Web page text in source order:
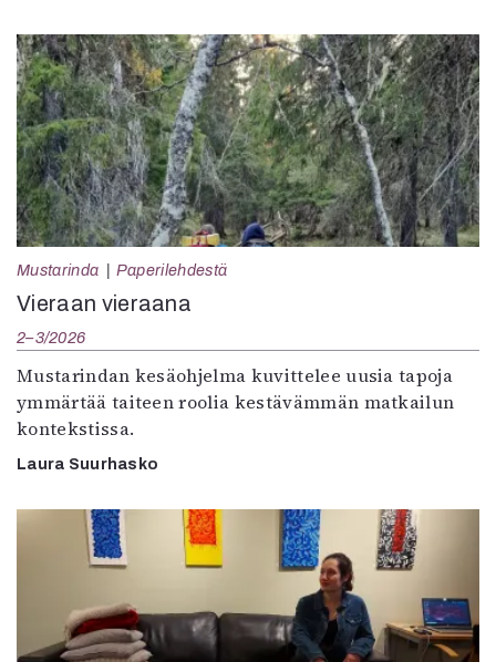
Mustarinda Paperilehdestä
Vieraan vieraana
2–3/2026
Mustarindan kesäohjelma kuvittelee uusia tapoja
ymmärtää taiteen roolia kestävämmän matkailun
kontekstissa.
Laura Suurhasko